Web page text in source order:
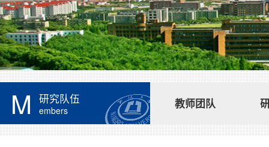
M 研究队伍
embers 教师团队